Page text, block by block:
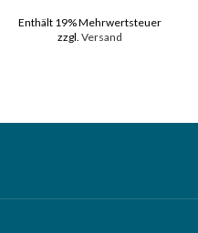
Enthält 19% Mehrwertsteuer
zzgl.Versand